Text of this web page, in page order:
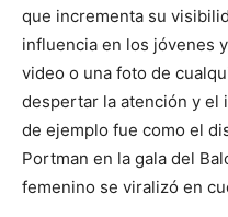
que incrementa su
influencia en los jóvenes
video o una foto de
despertar la atención y el
de ejemplo fue como el
Portman en la gala del
femenino se viralizó en